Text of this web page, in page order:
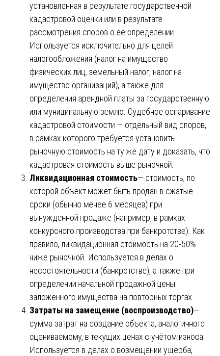
установленная в результате государственной
кадастровой оценки или в результате
рассмотрения споров о её определении.
Используется исключительно для целей
налогообложения (налог на имущество
физических лиц, земельный налог, налог на
имущество организаций), а также для
определения арендной платы за государственную
или муниципальную землю. Судебное оспаривание
кадастровой стоимости — отдельный вид споров,
в рамках которого требуется установить
рыночную стоимость на ту же дату и доказать, что
кадастровая стоимость выше рыночной.
Ликвидационная стоимость— стоимость, по
которой объект может быть продан в сжатые
сроки (обычно менее 6 месяцев) при
вынужденной продаже (например, в рамках
конкурсного производства при банкротстве). Как
правило, ликвидационная стоимость на 20-50%
ниже рыночной. Используется в делах о
несостоятельности (банкротстве), а также при
определении начальной продажной цены
заложенного имущества на повторных торгах.
Затраты на замещение (воспроизводство)—
сумма затрат на создание объекта, аналогичного
оцениваемому, в текущих ценах с учётом износа.
Используется в делах о возмещении ущерба,